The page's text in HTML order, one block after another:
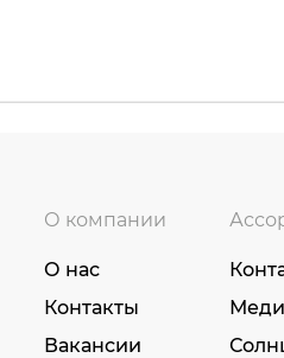
О компании
О нас
Контакты
Вакансии